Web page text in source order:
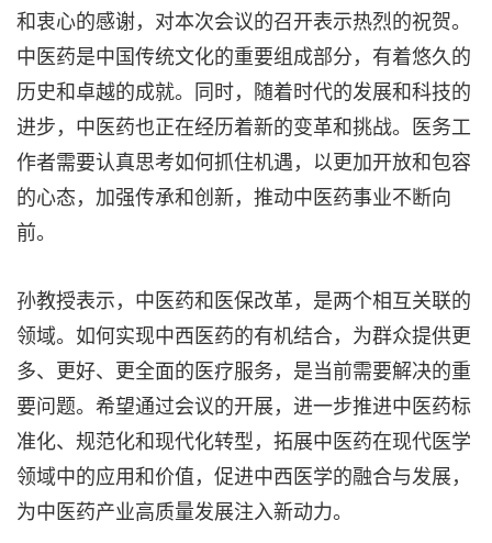
和衷心的感谢，对本次会议的召开表示热烈的祝贺。
中医药是中国传统文化的重要组成部分，有着悠久的
历史和卓越的成就。同时，随着时代的发展和科技的
进步，中医药也正在经历着新的变革和挑战。医务工
作者需要认真思考如何抓住机遇，以更加开放和包容
的心态，加强传承和创新，推动中医药事业不断向
前。
孙教授表示，中医药和医保改革，是两个相互关联的
领域。如何实现中西医药的有机结合，为群众提供更
多、更好、更全面的医疗服务，是当前需要解决的重
要问题。希望通过会议的开展，进一步推进中医药标
准化、规范化和现代化转型，拓展中医药在现代医学
领域中的应用和价值，促进中西医学的融合与发展，
为中医药产业高质量发展注入新动力。